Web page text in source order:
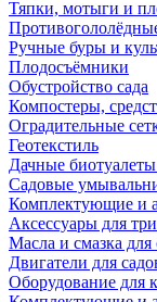
Тяпки, мотыги и
Ручные буры и
Плодосъёмники
Обустройство сада
Компостеры,
Оградительные
Геотекстиль
Дачные
Садовые
Комплектующие и
Аксессуары для
Масла и смазка для
Двигатели для
Оборудование для